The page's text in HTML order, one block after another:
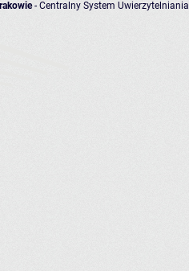
- Centralny System Uwierzytelniania